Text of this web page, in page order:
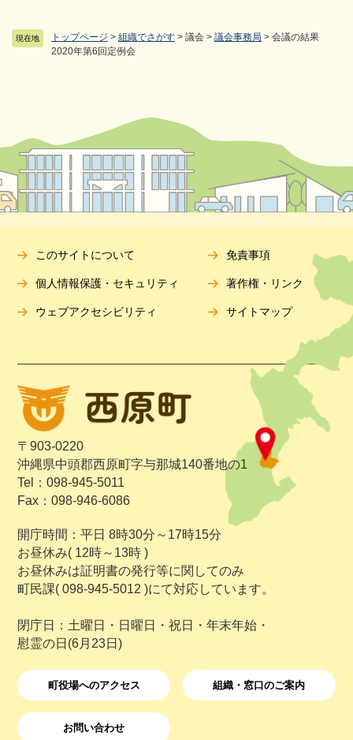
現在地 トップページ > 組織でさがす > 議会 > 議会事務局 > 会議の結果
2020年第6回定例会
〒903-0220
沖縄県中頭郡西原町字与那城140番地の1
Tel：098-945-5011
Fax：098-946-6086
開庁時間：平日 8時30分～17時15分
お昼休み( 12時～13時 )
お昼休みは証明書の発行等に関してのみ
町民課( 098-945-5012 )にて対応しています。
閉庁日：土曜日・日曜日・祝日・年末年始・
慰霊の日(6月23日)
町役場へのアクセス 組織・窓口のご案内
お問い合わせ
このサイトについて 免責事項
個人情報保護・セキュリティ 著作権・リンク
ウェブアクセシビリティ サイトマップ